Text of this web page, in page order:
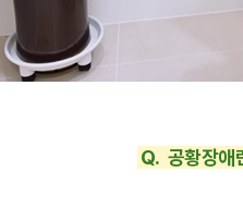
Q. 공황장애